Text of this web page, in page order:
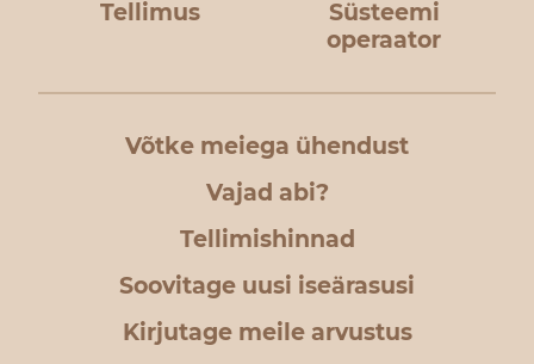
Tellimus
Süsteemi
operaator
Võtke meiega ühendust
Vajad abi?
Tellimishinnad
Soovitage uusi iseärasusi
Kirjutage meile arvustus